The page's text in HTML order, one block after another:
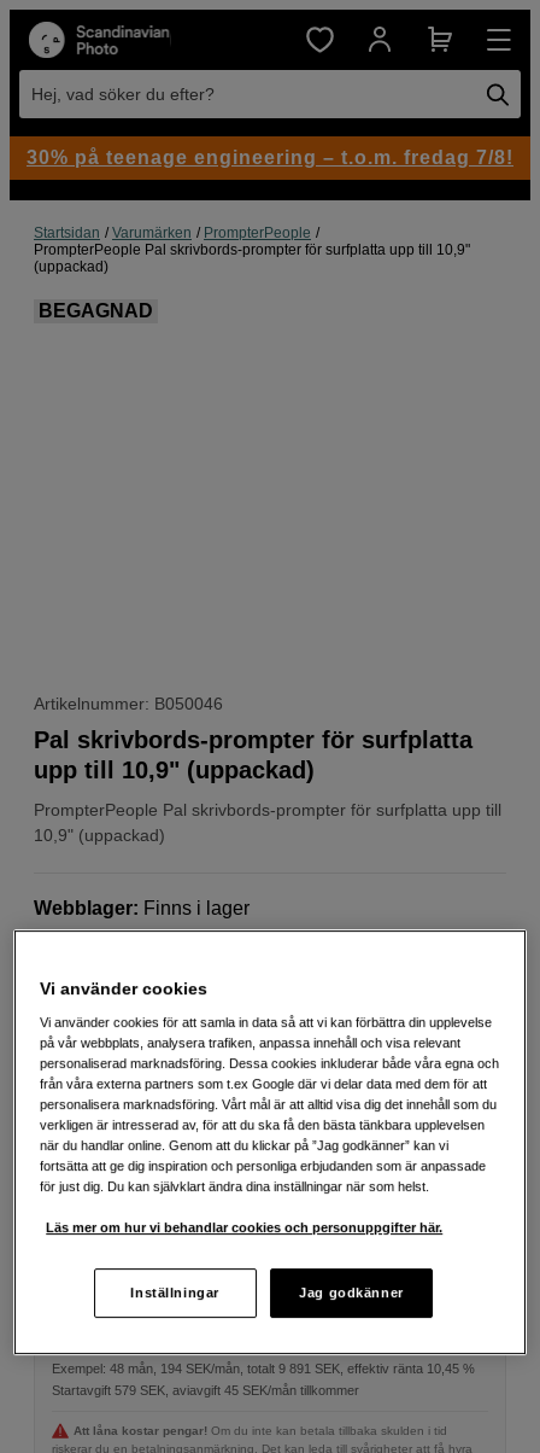
Hej, vad söker du efter?
Startsidan Varumärken
PrompterPeople
PrompterPeople Pal skrivbords-prompter för surfplatta upp till 10,9"
(uppackad)
BEGAGNAD
Artikelnummer: B050046
PrompterPeople Pal skrivbords-prompter för surfplatta upp till
10,9" (uppackad)
Pal skrivbords-prompter för surfplatta
upp till 10,9" (uppackad)
Webblager: Finns i lager
Nyskick
1 års garanti
Bilden visar en ny produkt
Mer information
5 890 SEK
Antal
Lägg i kundvagn
Exempel: 48 mån, 194 SEK/mån, totalt 9 891 SEK, effektiv ränta 10,45 %
Startavgift 579 SEK, aviavgift 45 SEK/mån tillkommer
Att låna kostar pengar! Om du inte kan betala tillbaka skulden i tid
riskerar du en betalningsanmärkning. Det kan leda till svårigheter att få hyra
30% på teenage engineering – t.o.m. fredag 7/8!
Vi använder cookies
Vi använder cookies för att samla in data så att vi kan förbättra din upplevelse
på vår webbplats, analysera trafiken, anpassa innehåll och visa relevant
personaliserad marknadsföring. Dessa cookies inkluderar både våra egna och
från våra externa partners som t.ex Google där vi delar data med dem för att
personalisera marknadsföring. Vårt mål är att alltid visa dig det innehåll som du
verkligen är intresserad av, för att du ska få den bästa tänkbara upplevelsen
när du handlar online. Genom att du klickar på ”Jag godkänner” kan vi
fortsätta att ge dig inspiration och personliga erbjudanden som är anpassade
för just dig. Du kan självklart ändra dina inställningar när som helst.
Läs mer om hur vi behandlar cookies och personuppgifter här.
Inställningar Jag godkänner